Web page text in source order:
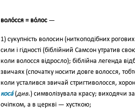
воло́сся = во́лос —
1) сукупність волосин (ниткоподібних
сили і гід­ності (біблійний Самсон утратив
коли во­лосся відросло); біблійна легенда
звичаях (спо­чатку носити довге волосся,
коли усталився звичай стригтиволосся,
коса́(див.) символізувала красу; виходячи
очіпком, а в церкві — хусткою;